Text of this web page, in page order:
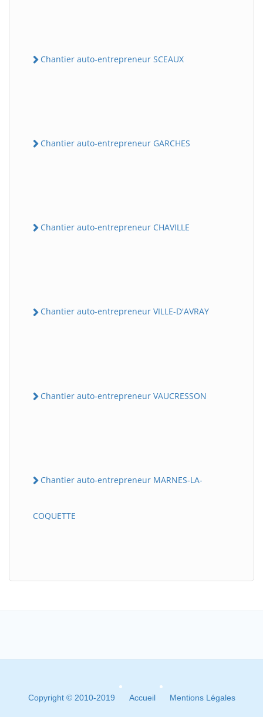
Chantier auto-entrepreneur SCEAUX
Chantier auto-entrepreneur GARCHES
Chantier auto-entrepreneur CHAVILLE
Chantier auto-entrepreneur VILLE-D'AVRAY
Chantier auto-entrepreneur VAUCRESSON
Chantier auto-entrepreneur MARNES-LA-
COQUETTE
Copyright © 2010-2019 Accueil Mentions Légales